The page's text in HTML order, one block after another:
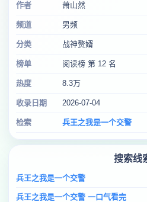
作者 萧山然
频道 男频
分类 战神赘婿
榜单 阅读榜 第 12 名
热度 8.3万
收录日期 2026-07-04
检索 兵王之我是一个交警
搜索线
兵王之我是一个交警
兵王之我是一个交警 一口气看完